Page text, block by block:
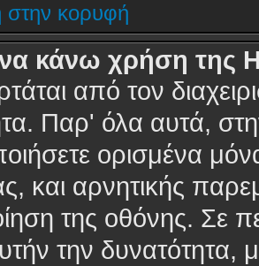
στην κορυφή
κάνω χρήση της
από τον
Παρ' όλα αυτά,
ορισμένα
και αρνητικής
της οθόνης. Σε
την δυνατότητα,